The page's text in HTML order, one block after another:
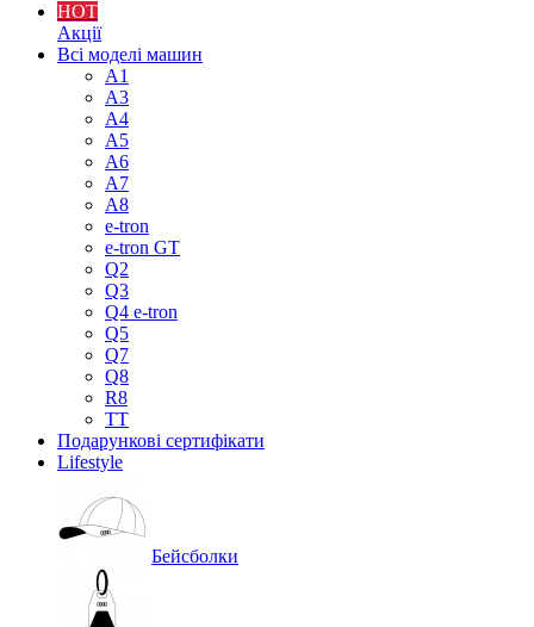
HOT
Акції
Всі моделі машин
A1
A3
A4
A5
A6
A7
A8
e-tron
e-tron GT
Q2
Q3
Q4 e-tron
Q5
Q7
Q8
R8
TT
Подарункові сертифікати
Lifestyle
Бейсболки